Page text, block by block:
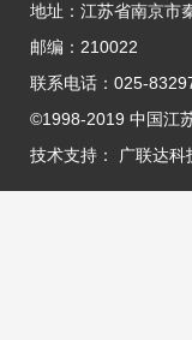
地址：江苏省南京市
邮编：210022
联系电话：025-
©1998-2019 中国江
技术支持：
广联达科